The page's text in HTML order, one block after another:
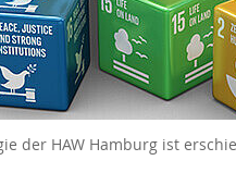
der HAW Hamburg ist